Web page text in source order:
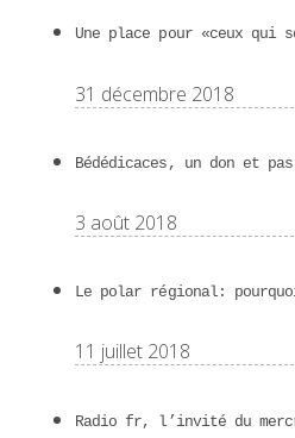
Une place pour «ceux qui
31 décembre 2018
Bédédicaces, un don et
3 août 2018
Le polar régional:
11 juillet 2018
Radio fr, l’invité du